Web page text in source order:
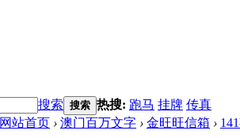
搜索 搜索 热搜: 跑马 挂牌 传真
网站首页 › 澳门百万文字 › 金旺旺信箱 ›